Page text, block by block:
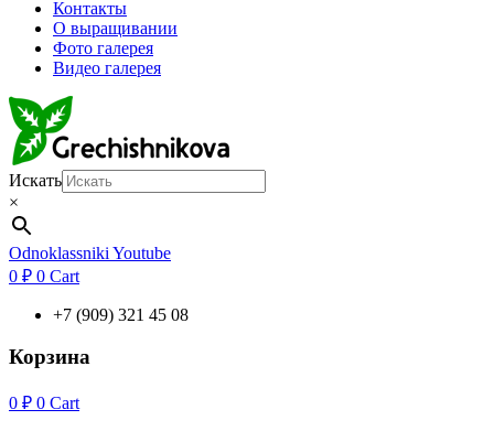
Контакты
О выращивании
Фото галерея
Видео галерея
Искать
×
Odnoklassniki Youtube
0 ₽ 0 Cart
+7 (909) 321 45 08
Корзина
0 ₽ 0 Cart